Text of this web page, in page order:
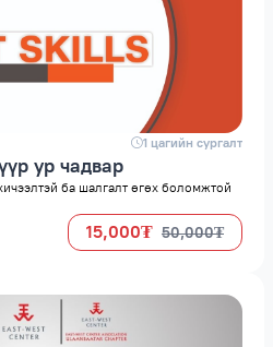
1 цагийн сургалт
ур чадвар
15,000₮ 50,000₮